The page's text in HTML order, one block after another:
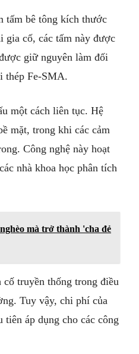
tấm bê tông kích thước
gia cố, các tấm này được
giữ nguyên làm đối
thép Fe-SMA.
một cách liên tục. Hệ
mặt, trong khi các cảm
Công nghệ này hoạt
nhà khoa học phân tích
mà trở thành 'cha đẻ
truyền thống trong điều
Tuy vậy, chi phí của
áp dụng cho các công